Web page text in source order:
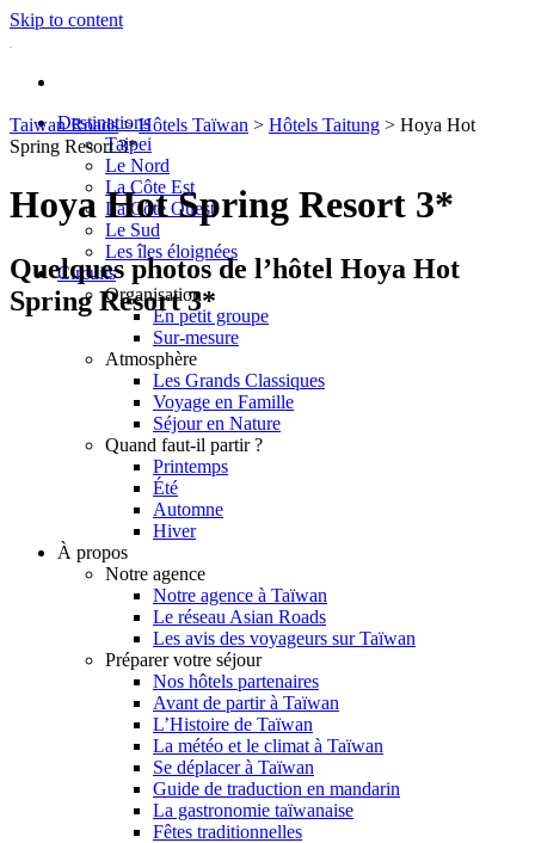
Skip to content
Destinations
Taipei
Le Nord
La Côte Est
La Côte Ouest
Le Sud
Les îles éloignées
Circuits
Organisation
En petit groupe
Sur-mesure
Atmosphère
Les Grands Classiques
Voyage en Famille
Séjour en Nature
Quand faut-il partir ?
Printemps
Été
Automne
Hiver
À propos
Notre agence
Notre agence à Taïwan
Le réseau Asian Roads
Les avis des voyageurs sur Taïwan
Préparer votre séjour
Nos hôtels partenaires
Avant de partir à Taïwan
L’Histoire de Taïwan
La météo et le climat à Taïwan
Se déplacer à Taïwan
Guide de traduction en mandarin
La gastronomie taïwanaise
Fêtes traditionnelles
Taiwan Roads > Hôtels Taïwan > Hôtels Taitung > Hoya Hot
Spring Resort 3*
Hoya Hot Spring Resort 3*
Quelques photos de l’hôtel Hoya Hot
Spring Resort 3*